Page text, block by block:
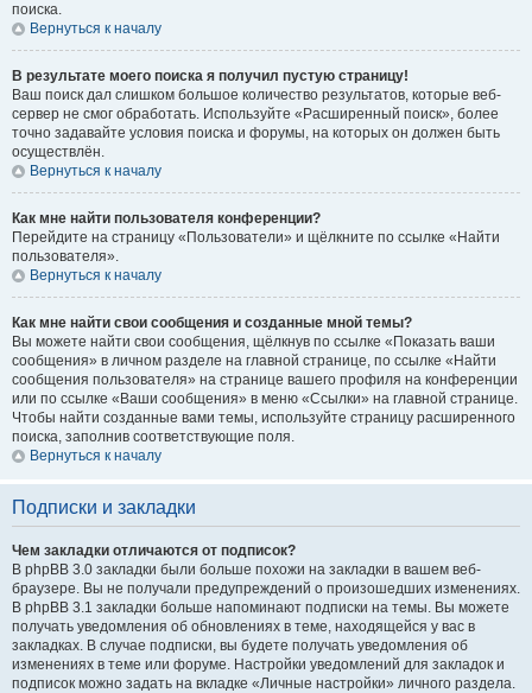
поиска.
Вернуться к началу
В результате моего поиска я получил пустую страницу!
Ваш поиск дал слишком большое количество результатов, которые веб-
сервер не смог обработать. Используйте «Расширенный поиск», более
точно задавайте условия поиска и форумы, на которых он должен быть
осуществлён.
Вернуться к началу
Как мне найти пользователя конференции?
Перейдите на страницу «Пользователи» и щёлкните по ссылке «Найти
пользователя».
Вернуться к началу
Как мне найти свои сообщения и созданные мной темы?
Вы можете найти свои сообщения, щёлкнув по ссылке «Показать ваши
сообщения» в личном разделе на главной странице, по ссылке «Найти
сообщения пользователя» на странице вашего профиля на конференции
или по ссылке «Ваши сообщения» в меню «Ссылки» на главной странице.
Чтобы найти созданные вами темы, используйте страницу расширенного
поиска, заполнив соответствующие поля.
Вернуться к началу
Подписки и закладки
Чем закладки отличаются от подписок?
В phpBB 3.0 закладки были больше похожи на закладки в вашем веб-
браузере. Вы не получали предупреждений о произошедших изменениях.
В phpBB 3.1 закладки больше напоминают подписки на темы. Вы можете
получать уведомления об обновлениях в теме, находящейся у вас в
закладках. В случае подписки, вы будете получать уведомления об
изменениях в теме или форуме. Настройки уведомлений для закладок и
подписок можно задать на вкладке «Личные настройки» личного раздела.